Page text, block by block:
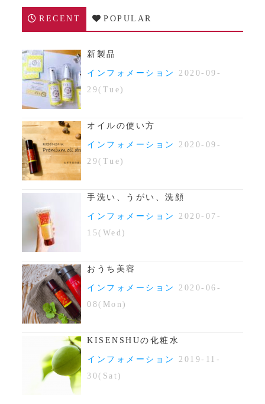
RECENT POPULAR
新製品
インフォメーション
2020-09-
29(Tue)
オイルの使い方
インフォメーション
2020-09-
29(Tue)
手洗い、うがい、洗顔
インフォメーション
2020-07-
15(Wed)
おうち美容
インフォメーション
2020-06-
08(Mon)
KISENSHUの化粧水
インフォメーション
2019-11-
30(Sat)